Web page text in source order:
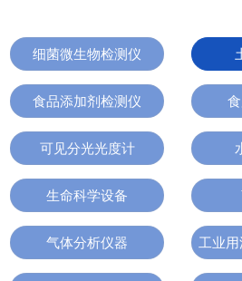
细菌微生物检测仪
食品添加剂检测仪
可见分光光度计
生命科学设备
气体分析仪器 工业